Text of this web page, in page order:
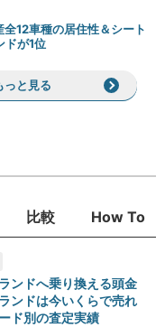
12車種の居住性＆シート
ドが1位
っと見る
比較 How To
ンドへ乗り換える頭金
ンドは今いくらで売れ
ド別の査定実績